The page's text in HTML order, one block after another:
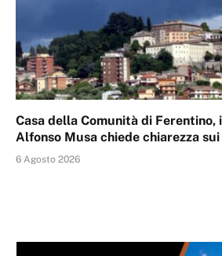
Casa della Comunità di Ferentino,
Alfonso Musa chiede chiarezza
6 Agosto 2026